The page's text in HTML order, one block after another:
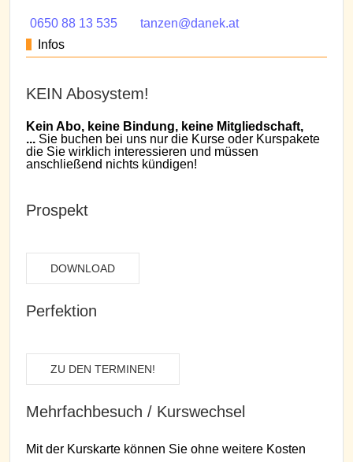
0650 88 13 535
tanzen@danek.at
Infos
KEIN Abosystem!
Kein Abo, keine Bindung, keine Mitgliedschaft,
... Sie buchen bei uns nur die Kurse oder Kurspakete
die Sie wirklich interessieren und müssen
anschließend nichts kündigen!
Prospekt
DOWNLOAD
Perfektion
ZU DEN TERMINEN!
Mehrfachbesuch / Kurswechsel
Mit der Kurskarte können Sie ohne weitere Kosten